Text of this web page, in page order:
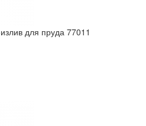
для пруда 77011